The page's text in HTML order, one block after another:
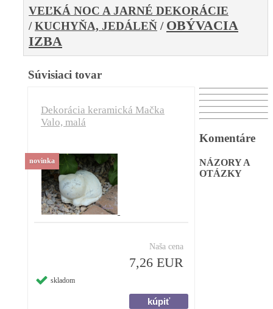
VEĽKÁ NOC A JARNÉ DEKORÁCIE
/KUCHYŇA, JEDÁLEŇ / OBÝVACIA
IZBA
Súvisiaci tovar
Dekorácia keramická Mačka
Valo, malá
Naša cena
7,26 EUR
skladom
novinka
Komentáre
NÁZORY A
OTÁZKY